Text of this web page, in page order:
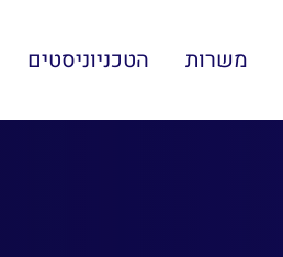
משרות הטכניוניסטים